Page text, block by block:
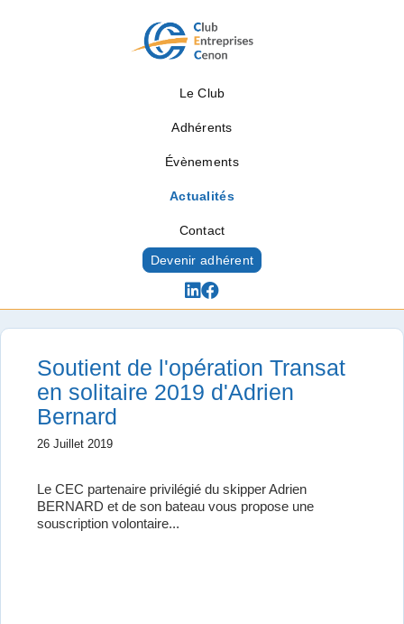
Le Club
Adhérents
Évènements
Actualités
Contact
Devenir adhérent
Soutient de l'opération Transat
en solitaire 2019 d'Adrien
Bernard
26 Juillet 2019
Le CEC partenaire privilégié du skipper Adrien
BERNARD et de son bateau vous propose une
souscription volontaire...